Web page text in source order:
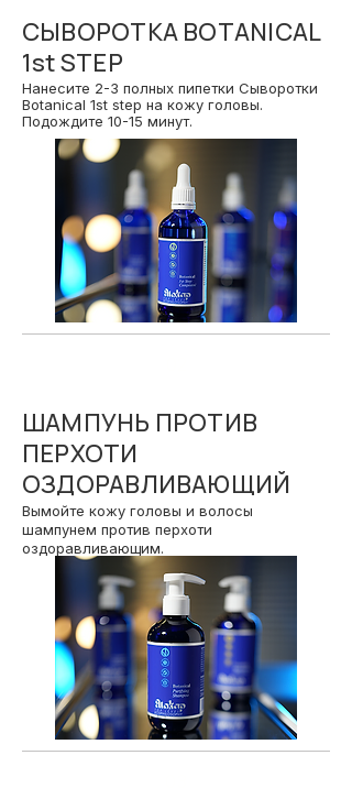
СЫВОРОТКА BOTANICAL
1st STEP
Нанесите 2-3 полных пипетки Сыворотки
Botanical 1st step на кожу головы.
Подождите 10-15 минут.
ШАМПУНЬ ПРОТИВ
ПЕРХОТИ
ОЗДОРАВЛИВАЮЩИЙ
Вымойте кожу головы и волосы
шампунем против перхоти
оздоравливающим.